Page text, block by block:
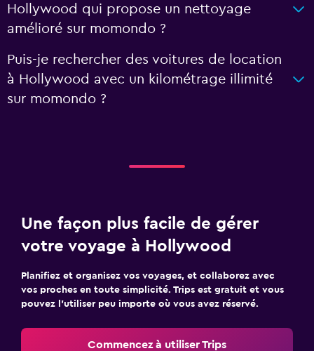
Hollywood qui propose un nettoyage
amélioré sur momondo ?
Puis-je rechercher des voitures de location
à Hollywood avec un kilométrage illimité
sur momondo ?
Une façon plus facile de gérer
votre voyage à Hollywood
Planifiez et organisez vos voyages, et collaborez avec
vos proches en toute simplicité. Trips est gratuit et vous
pouvez l’utiliser peu importe où vous avez réservé.
Commencez à utiliser Trips